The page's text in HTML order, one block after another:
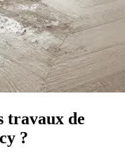
travaux de
?